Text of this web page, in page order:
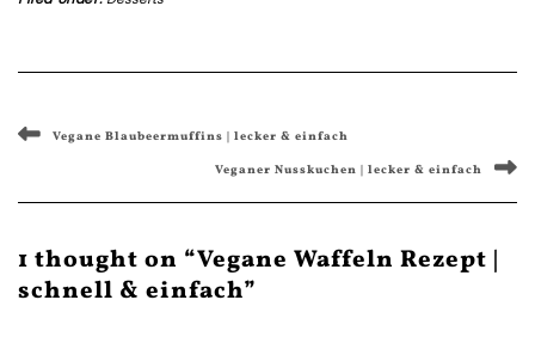
Vegane Blaubeermuffins | lecker & einfach
Veganer Nusskuchen | lecker & einfach
1 thought on “Vegane Waffeln Rezept |
schnell & einfach”